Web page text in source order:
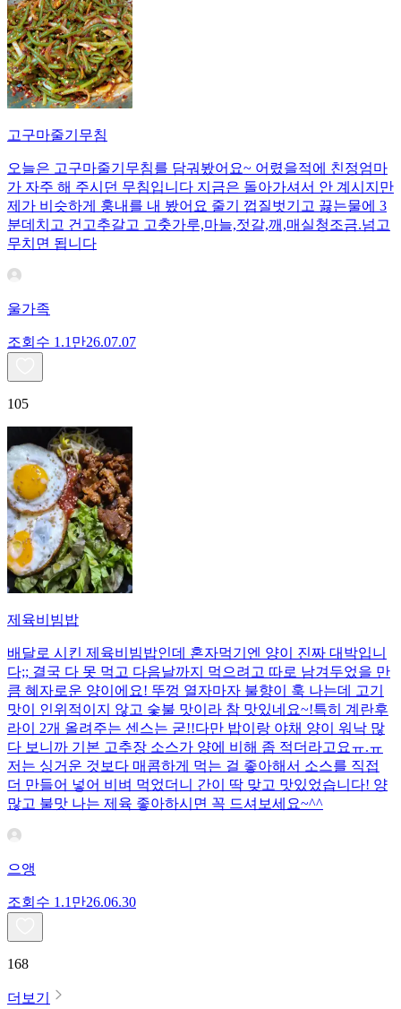
고구마줄기무침
오늘은 고구마줄기무침를 담궈봤어요~ 어렸을적에 친정엄마
가 자주 해 주시던 무침입니다 지금은 돌아가셔서 안 계시지만
제가 비슷하게 훙내를 내 봤어요 줄기 껍질벗기고 끓는물에 3
분데치고 건고추갈고 고춧가루,마늘,젓갈,깨,매실청조금.넘고
무치면 됩니다
울가족
조회수 1.1만26.07.07
105
제육비빔밥
배달로 시킨 제육비빔밥인데 혼자먹기엔 양이 진짜 대박입니
다;; 결국 다 못 먹고 다음날까지 먹으려고 따로 남겨두었을 만
큼 혜자로운 양이에요! 뚜껑 열자마자 불향이 훅 나는데 고기
맛이 인위적이지 않고 숯불 맛이라 참 맛있네요~!특히 계란후
라이 2개 올려주는 센스는 굳!! ​다만 밥이랑 야채 양이 워낙 많
다 보니까 기본 고추장 소스가 양에 비해 좀 적더라고요ㅠ.ㅠ
저는 싱거운 것보다 매콤하게 먹는 걸 좋아해서 소스를 직접
더 만들어 넣어 비벼 먹었더니 간이 딱 맞고 맛있었습니다! 양
많고 불맛 나는 제육 좋아하시면 꼭 드셔보세요~^^
으앵
조회수 1.1만26.06.30
168
더보기